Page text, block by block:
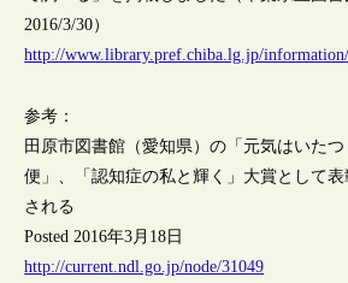
2016/3/30）
http://www.library.pref.chiba.lg.jp/
参考：
田原市図書館（愛知県）の「元気はいたつ
便」、「認知症の私と輝く」大賞として表
される
Posted 2016年3月18日
http://current.ndl.go.jp/node/31049